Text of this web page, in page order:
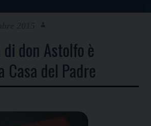
don Astolfo è
del Padre